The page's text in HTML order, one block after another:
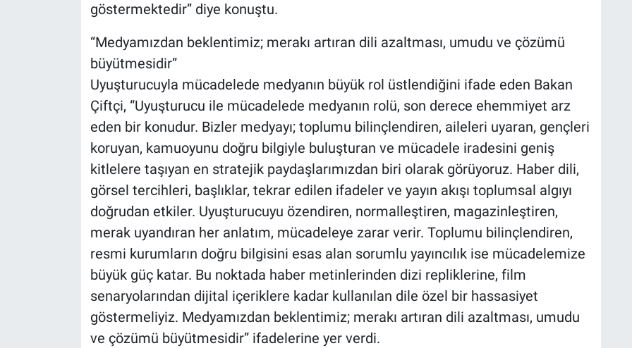
göstermektedir” diye konuştu.
“Medyamızdan beklentimiz; merakı artıran dili azaltması, umudu ve çözümü
büyütmesidir”
Uyuşturucuyla mücadelede medyanın büyük rol üstlendiğini ifade eden Bakan
Çiftçi, “Uyuşturucu ile mücadelede medyanın rolü, son derece ehemmiyet arz
eden bir konudur. Bizler medyayı; toplumu bilinçlendiren, aileleri uyaran, gençleri
koruyan, kamuoyunu doğru bilgiyle buluşturan ve mücadele iradesini geniş
kitlelere taşıyan en stratejik paydaşlarımızdan biri olarak görüyoruz. Haber dili,
görsel tercihleri, başlıklar, tekrar edilen ifadeler ve yayın akışı toplumsal algıyı
doğrudan etkiler. Uyuşturucuyu özendiren, normalleştiren, magazinleştiren,
merak uyandıran her anlatım, mücadeleye zarar verir. Toplumu bilinçlendiren,
resmi kurumların doğru bilgisini esas alan sorumlu yayıncılık ise mücadelemize
büyük güç katar. Bu noktada haber metinlerinden dizi repliklerine, film
senaryolarından dijital içeriklere kadar kullanılan dile özel bir hassasiyet
göstermeliyiz. Medyamızdan beklentimiz; merakı artıran dili azaltması, umudu
ve çözümü büyütmesidir” ifadelerine yer verdi.